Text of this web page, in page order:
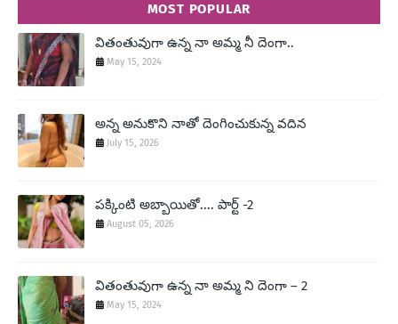
MOST POPULAR
వితంతువుగా ఉన్న నా అమ్మ నీ దెంగా..
May 15, 2024
అన్న అనుకొని నాతో దెంగించుకున్న వదిన
July 15, 2026
పక్కింటి అబ్బాయితో.... పార్ట్ -2
August 05, 2026
వితంతువుగా ఉన్న నా అమ్మ ని దెంగా – 2
May 15, 2024